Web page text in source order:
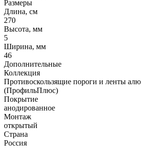
Размеры
Длина, см
270
Высота, мм
5
Ширина, мм
46
Дополнительные
Коллекция
Противоскользящие пороги и ленты
(ПрофильПлюс)
Покрытие
анодированное
Монтаж
открытый
Страна
Россия